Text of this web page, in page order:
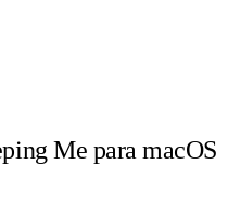
Me para macOS